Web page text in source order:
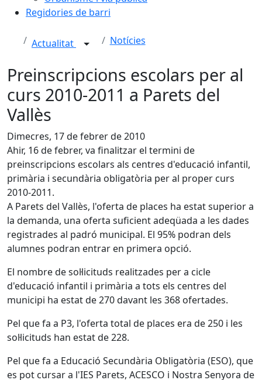
Regidories de barri
Actualitat Notícies
Preinscripcions escolars per al
curs 2010-2011 a Parets del
Vallès
Dimecres, 17 de febrer de 2010
Ahir, 16 de febrer, va finalitzar el termini de
preinscripcions escolars als centres d'educació infantil,
primària i secundària obligatòria per al proper curs
2010-2011.
A Parets del Vallès, l'oferta de places ha estat superior a
la demanda, una oferta suficient adeqüada a les dades
registrades al padró municipal. El 95% podran dels
alumnes podran entrar en primera opció.
El nombre de sol·licituds realitzades per a cicle
d'educació infantil i primària a tots els centres del
municipi ha estat de 270 davant les 368 ofertades.
Pel que fa a P3, l'oferta total de places era de 250 i les
sol·licituds han estat de 228.
Pel que fa a Educació Secundària Obligatòria (ESO), que
es pot cursar a l'IES Parets, ACESCO i Nostra Senyora de